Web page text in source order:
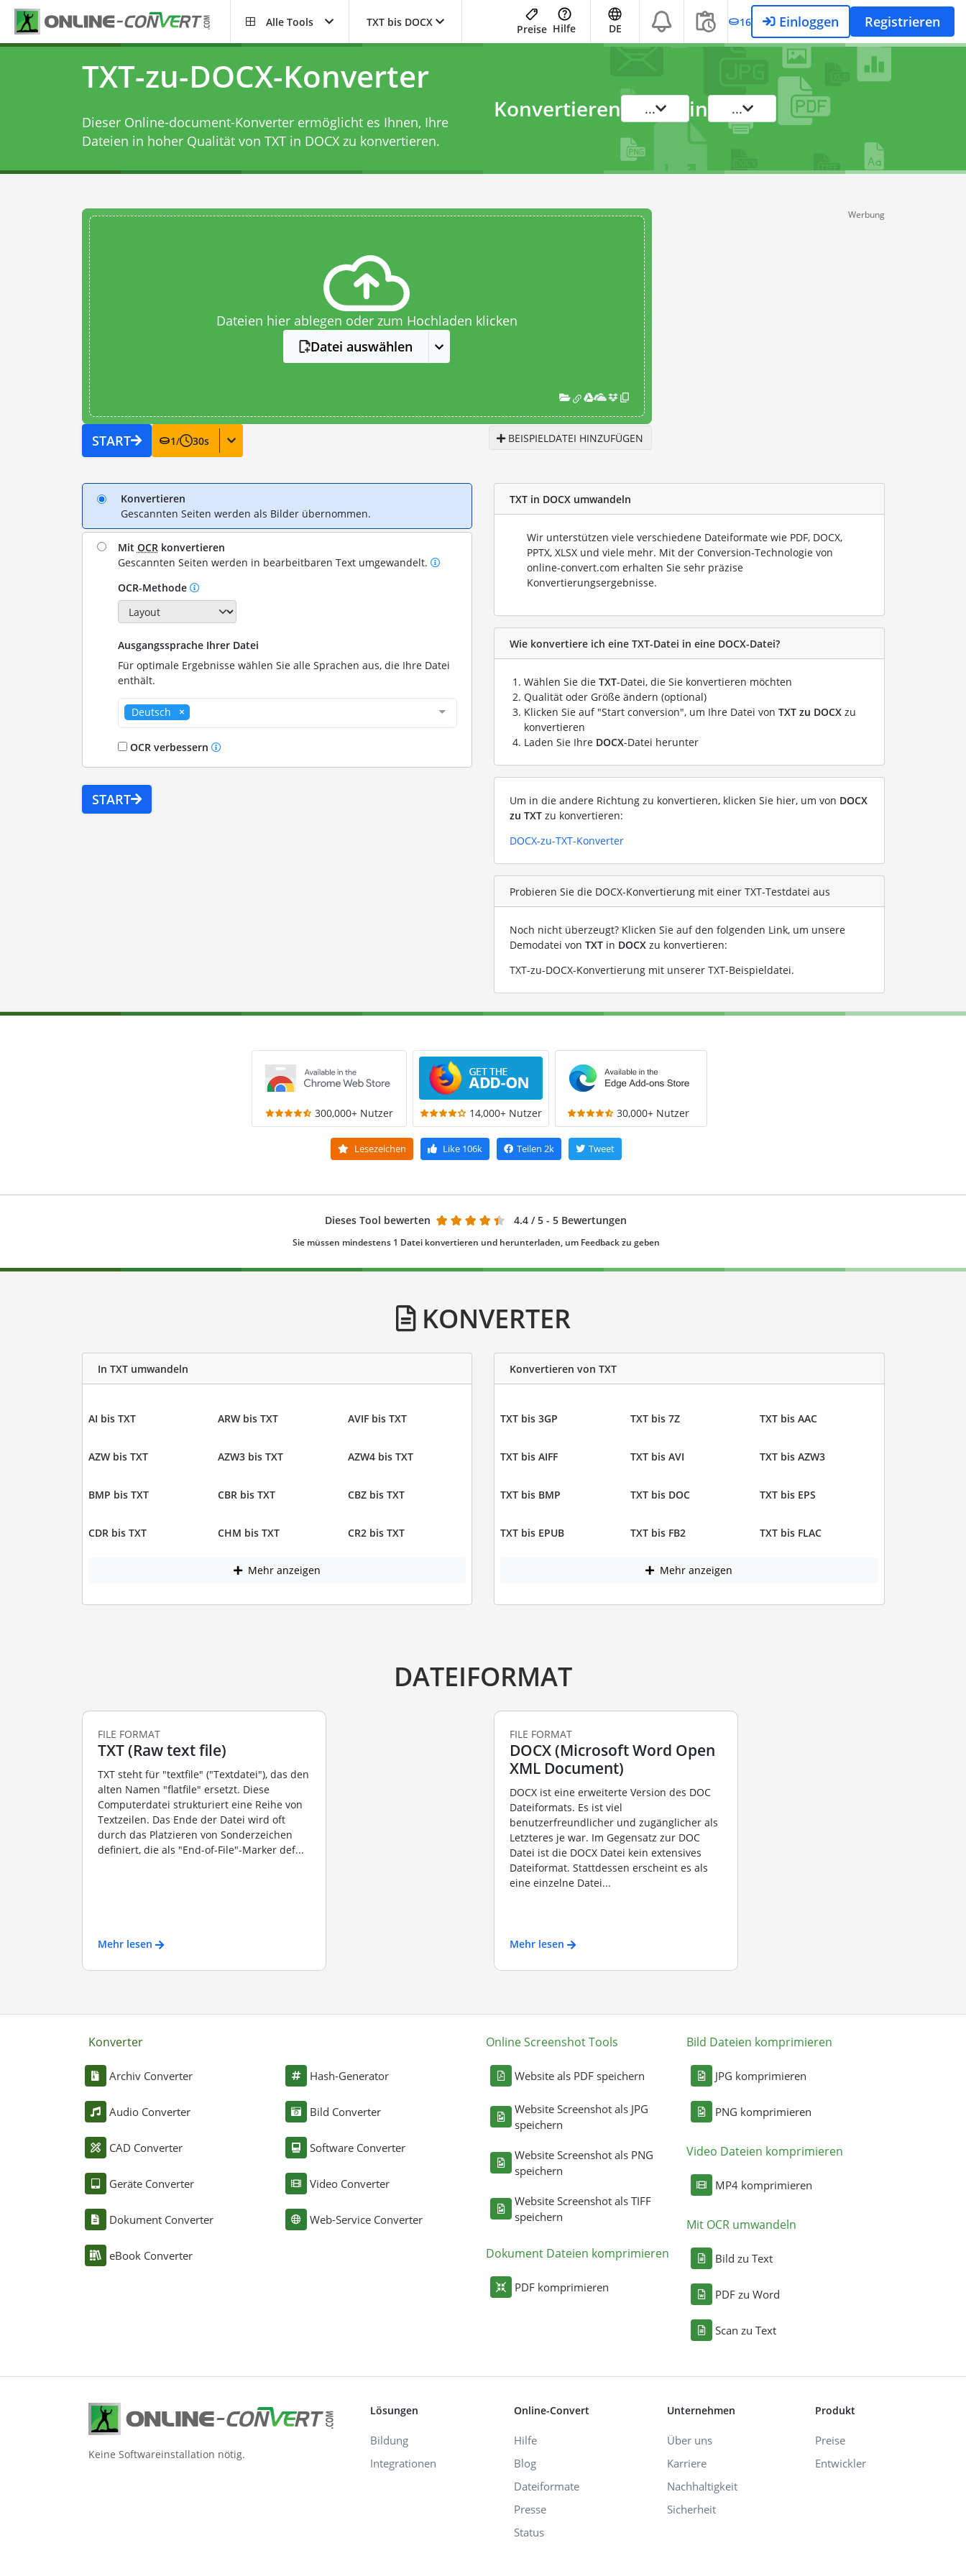
Alle Tools TXT bis DOCX
Preise Hilfe DE 16 Einloggen Registrieren
TXT-zu-DOCX-Konverter
Dieser Online-document-Konverter ermöglicht es Ihnen, Ihre
Dateien in hoher Qualität von TXT in DOCX zu konvertieren.
Konvertieren ... in ...
Dateien hier ablegen oder zum Hochladen klicken
Datei auswählen
START 1/ 30s BEISPIELDATEI HINZUFÜGEN
Werbung
Konvertieren
Gescannten Seiten werden als Bilder übernommen.
Mit OCRkonvertieren
Gescannten Seiten werden in bearbeitbaren Text umgewandelt.
OCR-Methode
Ausgangssprache Ihrer Datei
Für optimale Ergebnisse wählen Sie alle Sprachen aus, die Ihre Datei
enthält.
Deutsch
OCR verbessern
START
TXT in DOCX umwandeln
Wir unterstützen viele verschiedene Dateiformate wie PDF, DOCX,
PPTX, XLSX und viele mehr. Mit der Conversion-Technologie von
online-convert.com erhalten Sie sehr präzise
Konvertierungsergebnisse.
Wie konvertiere ich eine TXT-Datei in eine DOCX-Datei?
Wählen Sie die TXT-Datei, die Sie konvertieren möchten
Qualität oder Größe ändern (optional)
Klicken Sie auf "Start conversion", um Ihre Datei von TXT zu DOCX zu
konvertieren
Laden Sie Ihre DOCX-Datei herunter
Um in die andere Richtung zu konvertieren, klicken Sie hier, um von DOCX
zu TXT zu konvertieren:
DOCX-zu-TXT-Konverter
Probieren Sie die DOCX-Konvertierung mit einer TXT-Testdatei aus
Noch nicht überzeugt? Klicken Sie auf den folgenden Link, um unsere
Demodatei von TXT in DOCX zu konvertieren:
TXT-zu-DOCX-Konvertierung mit unserer TXT-Beispieldatei.
300,000+ Nutzer 14,000+ Nutzer 30,000+ Nutzer
Lesezeichen Like106k Teilen 2k Tweet
Dieses Tool bewerten 4.4 / 5 - 5 Bewertungen
Sie müssen mindestens 1 Datei konvertieren und herunterladen, um Feedback zu geben
KONVERTER
In TXT umwandeln
AI bis TXT ARW bis TXT AVIF bis TXT
AZW bis TXT AZW3 bis TXT AZW4 bis TXT
BMP bis TXT CBR bis TXT CBZ bis TXT
CDR bis TXT CHM bis TXT CR2 bis TXT
Mehr anzeigen
Konvertieren von TXT
TXT bis 3GP TXT bis 7Z TXT bis AAC
TXT bis AIFF TXT bis AVI TXT bis AZW3
TXT bis BMP TXT bis DOC TXT bis EPS
TXT bis EPUB TXT bis FB2 TXT bis FLAC
Mehr anzeigen
DATEIFORMAT
FILE FORMAT
TXT (Raw text file)
TXT steht für "textfile" ("Textdatei"), das den
alten Namen "flatfile" ersetzt. Diese
Computerdatei strukturiert eine Reihe von
Textzeilen. Das Ende der Datei wird oft
durch das Platzieren von Sonderzeichen
definiert, die als "End-of-File"-Marker def...
Mehr lesen
FILE FORMAT
DOCX (Microsoft Word Open
XML Document)
DOCX ist eine erweiterte Version des DOC
Dateiformats. Es ist viel
benutzerfreundlicher und zugänglicher als
Letzteres je war. Im Gegensatz zur DOC
Datei ist die DOCX Datei kein extensives
Dateiformat. Stattdessen erscheint es als
eine einzelne Datei...
Mehr lesen
Konverter
Archiv Converter
Audio Converter
CAD Converter
Geräte Converter
Dokument Converter
eBook Converter
Hash-Generator
Bild Converter
Software Converter
Video Converter
Web-Service Converter
Online Screenshot Tools
Website als PDF speichern
Website Screenshot als JPG
speichern
Website Screenshot als PNG
speichern
Website Screenshot als TIFF
speichern
Dokument Dateien komprimieren
PDF komprimieren
Bild Dateien komprimieren
JPG komprimieren
PNG komprimieren
Video Dateien komprimieren
MP4 komprimieren
Mit OCR umwandeln
Bild zu Text
PDF zu Word
Scan zu Text
Keine Softwareinstallation nötig.
Lösungen
Bildung
Integrationen
Online-Convert
Hilfe
Blog
Dateiformate
Presse
Status
Unternehmen
Über uns
Karriere
Nachhaltigkeit
Sicherheit
Produkt
Preise
Entwickler